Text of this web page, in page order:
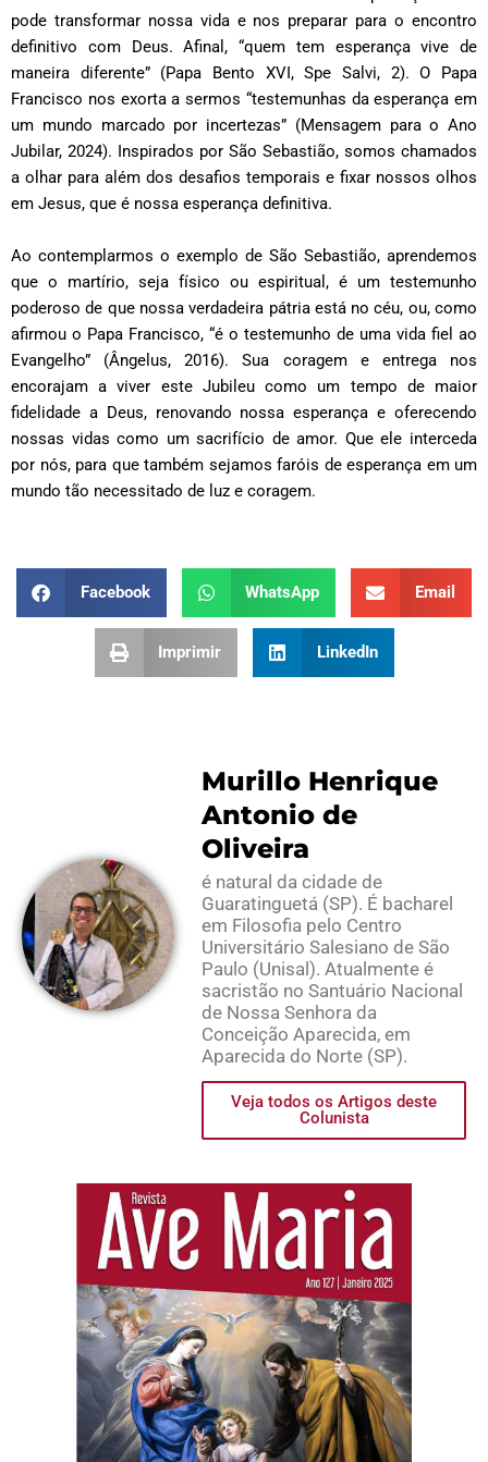
pode transformar nossa vida e nos preparar para o encontro
definitivo com Deus. Afinal, “quem tem esperança vive de
maneira diferente” (Papa Bento XVI, Spe Salvi, 2). O Papa
Francisco nos exorta a sermos “testemunhas da esperança em
um mundo marcado por incertezas” (Mensagem para o Ano
Jubilar, 2024). Inspirados por São Sebastião, somos chamados
a olhar para além dos desafios temporais e fixar nossos olhos
em Jesus, que é nossa esperança definitiva.
Ao contemplarmos o exemplo de São Sebastião, aprendemos
que o martírio, seja físico ou espiritual, é um testemunho
poderoso de que nossa verdadeira pátria está no céu, ou, como
afirmou o Papa Francisco, “é o testemunho de uma vida fiel ao
Evangelho” (Ângelus, 2016). Sua coragem e entrega nos
encorajam a viver este Jubileu como um tempo de maior
fidelidade a Deus, renovando nossa esperança e oferecendo
nossas vidas como um sacrifício de amor. Que ele interceda
por nós, para que também sejamos faróis de esperança em um
mundo tão necessitado de luz e coragem.
Facebook WhatsApp Email
Imprimir LinkedIn
Murillo Henrique
Antonio de
Oliveira
é natural da cidade de
Guaratinguetá (SP). É bacharel
em Filosofia pelo Centro
Universitário Salesiano de São
Paulo (Unisal). Atualmente é
sacristão no Santuário Nacional
de Nossa Senhora da
Conceição Aparecida, em
Aparecida do Norte (SP).
Veja todos os Artigos deste
Colunista